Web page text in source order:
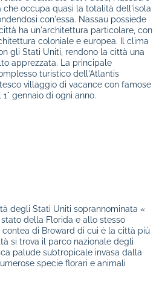
che occupa quasi la totalità dell'isola
con'essa. Nassau possiede
ha un'architettura particolare, con
coloniale e europea. Il clima
gli Stati Uniti, rendono la città una
apprezzata. La principale
turistico dell'Atlantis
villaggio di vacance con famose
gennaio di ogni anno.
degli Stati Uniti soprannominata «
della Florida e allo stesso
di Broward di cui è la città più
si trova il parco nazionale degli
palude subtropicale invasa dalla
specie florari e animali